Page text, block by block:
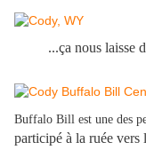
...ça nous laisse
Buffalo Bill est une des
participé à la ruée vers